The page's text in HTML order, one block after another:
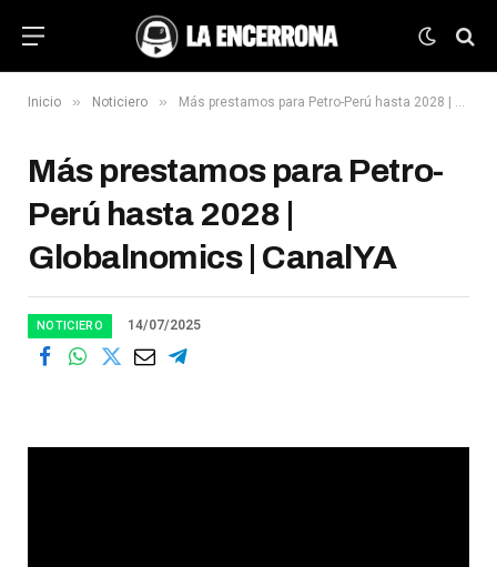
Inicio » Noticiero » Más prestamos para Petro-Perú hasta 2028 | Globalnomics | CanalYA
Más prestamos para Petro-
Perú hasta 2028 |
Globalnomics | CanalYA
NOTICIERO 14/07/2025